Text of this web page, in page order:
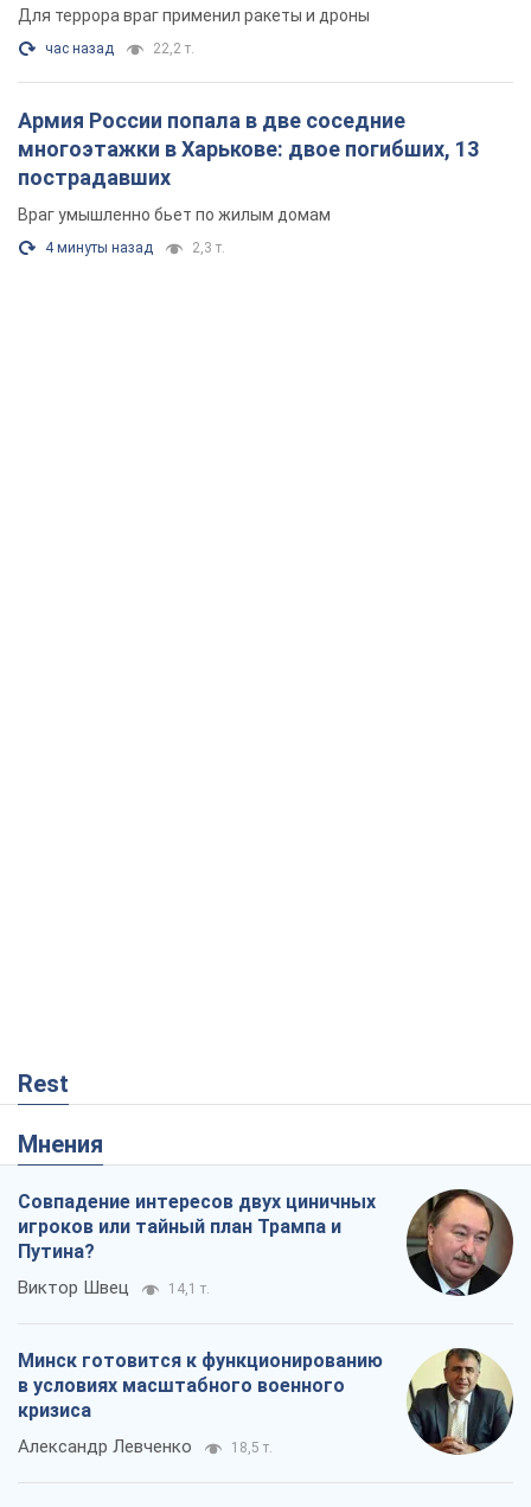
Для террора враг применил ракеты и дроны
час назад 22,2 т.
Армия России попала в две соседние
многоэтажки в Харькове: двое погибших, 13
пострадавших
Враг умышленно бьет по жилым домам
4 минуты назад 2,3 т.
Rest
Мнения
Совпадение интересов двух циничных
игроков или тайный план Трампа и
Путина?
Виктор Швец 14,1 т.
Минск готовится к функционированию
в условиях масштабного военного
кризиса
Александр Левченко 18,5 т.